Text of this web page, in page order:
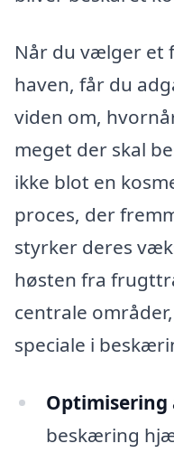
Når du vælger et
haven, får du
viden om,
meget der skal
ikke blot en
proces, der
styrker deres
høsten fra
centrale
speciale i
beskæring